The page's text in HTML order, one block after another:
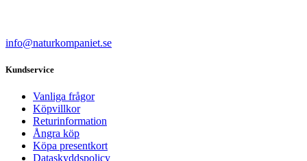
info@naturkompaniet.se
Kundservice
Vanliga frågor
Köpvillkor
Returinformation
Ångra köp
Köpa presentkort
Dataskyddspolicy